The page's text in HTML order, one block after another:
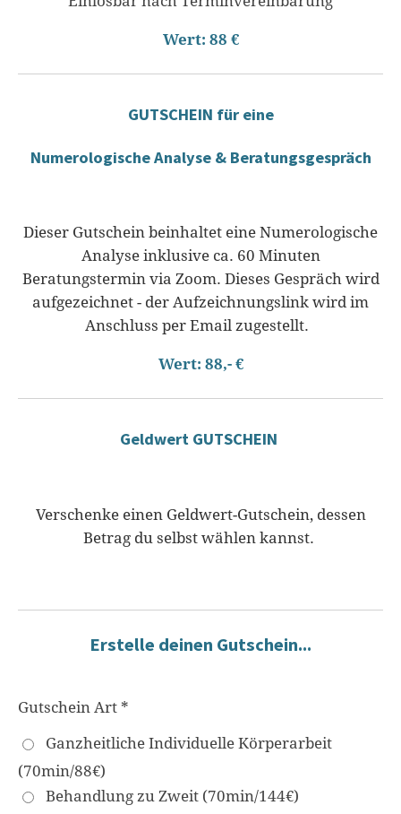
Wert: 88 €
GUTSCHEIN für eine
Numerologische Analyse & Beratungsgespräch
Dieser Gutschein beinhaltet eine Numerologische
Analyse inklusive ca. 60 Minuten
Beratungstermin via Zoom. Dieses Gespräch wird
aufgezeichnet - der Aufzeichnungslink wird im
Anschluss per Email zugestellt.
Wert: 88,- €
Geldwert GUTSCHEIN
Verschenke einen Geldwert-Gutschein, dessen
Betrag du selbst wählen kannst.
Erstelle deinen Gutschein...
Gutschein Art *
Ganzheitliche Individuelle Körperarbeit
(70min/88€)
Behandlung zu Zweit (70min/144€)